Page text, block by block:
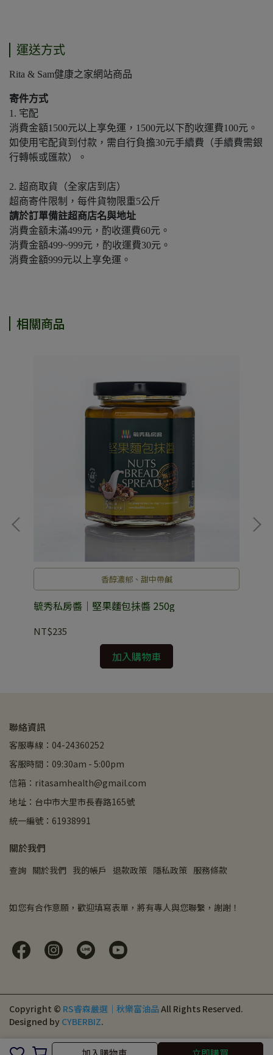
加入購物車
運送方式
Rita & Sam健康之家網站商品
寄件方式
1. 宅配
消費金額1500元以上享免運，1500元以下酌收運費100元。
如使用宅配貨到付款，需自行負擔30元手續費（手續費需銀
行轉帳或匯款）。
2. 超商取貨（全家店到店）
超商寄件限制，每件貨物限重5公斤
請於訂單備註超商店名與地址
消費金額未滿499元，酌收運費60元。
消費金額499~999元，酌收運費30元。
消費金額999元以上享免運。
相關商品
香醇濃郁、甜中帶鹹
毓秀私房醬｜堅果麵包抺醬 250g
NT$235
加入購物車
聯絡資訊
客服專線：04-24360252
客服時間：09:30am - 5:00pm
信箱：ritasamhealth@gmail.com
地址：台中市大里市長春路165號
統一編號：61938991
關於我們
查詢 關於我們 我的帳戶 退款政策 隱私政策 服務條款
如您有合作意願，歡迎填寫表單，將有專人與您聯繫，謝謝！
Copyright © RS睿森嚴選｜秋樂富油品All Rights Reserved.
Designed by CYBERBIZ.